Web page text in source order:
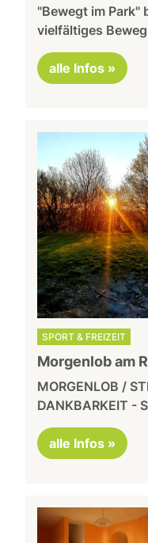
"Bewegt im Park"
vielfältiges
alle Infos »
SPORT & FREIZEIT
Morgenlob am
MORGENLOB /
DANKBARKEIT -
alle Infos »